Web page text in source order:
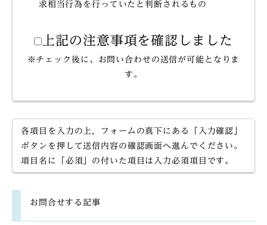
求相当行為を行っていたと判断されるもの
上記の注意事項を確認しました
※チェック後に、お問い合わせの送信が可能となりま
す。
各項目を入力の上，フォームの真下にある「入力確認」
ボタンを押して送信内容の確認画面へ進んでください。
項目名に「必須」の付いた項目は入力必須項目です。
お問合せする記事